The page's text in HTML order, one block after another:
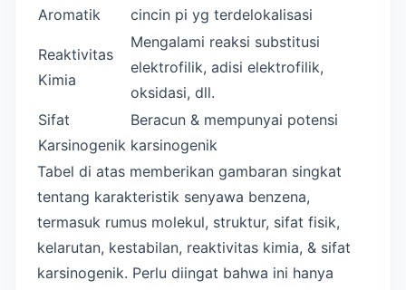
Aromatik
cincin pi yg terdelokalisasi
Reaktivitas
Kimia
Mengalami reaksi substitusi
elektrofilik, adisi elektrofilik,
oksidasi, dll.
Sifat
Karsinogenik
Beracun & mempunyai potensi
karsinogenik
Tabel di atas memberikan gambaran singkat
tentang karakteristik senyawa benzena,
termasuk rumus molekul, struktur, sifat fisik,
kelarutan, kestabilan, reaktivitas kimia, & sifat
karsinogenik. Perlu diingat bahwa ini hanya